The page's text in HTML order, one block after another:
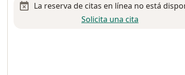
La reserva de citas en línea no está
Solicita una cita